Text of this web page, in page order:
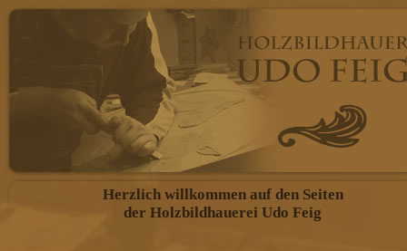
Herzlich willkommen auf den Seiten
der Holzbildhauerei Udo Feig